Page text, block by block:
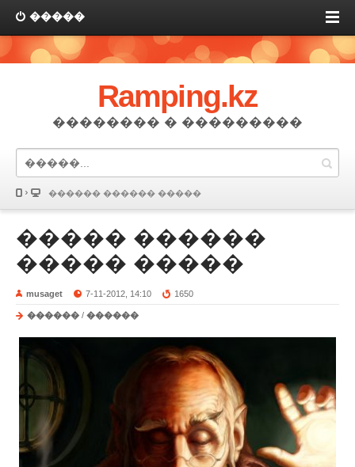
�����
Ramping.kz
�������� � ���������
������ ������ �����
����� ������
����� �����
musaget 7-11-2012, 14:10 1650
������ / ������